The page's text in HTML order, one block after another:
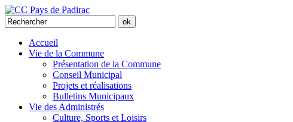
Accueil
Vie de la Commune
Présentation de la Commune
Conseil Municipal
Projets et réalisations
Bulletins Municipaux
Vie des Administrés
Culture, Sports et Loisirs